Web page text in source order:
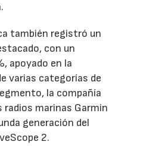
también registró un
con un
apoyado en la
varias categorías de
la compañía
radios marinas Garmin
generación del
2.